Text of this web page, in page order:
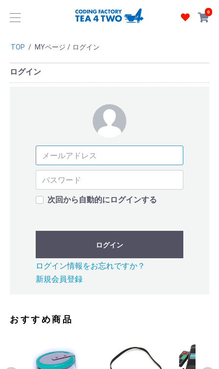
0
TOP / MYページ / ログイン
ログイン
次回から自動的にログインする
ログイン
ログイン情報をお忘れですか？
新規会員登録
おすすめ商品